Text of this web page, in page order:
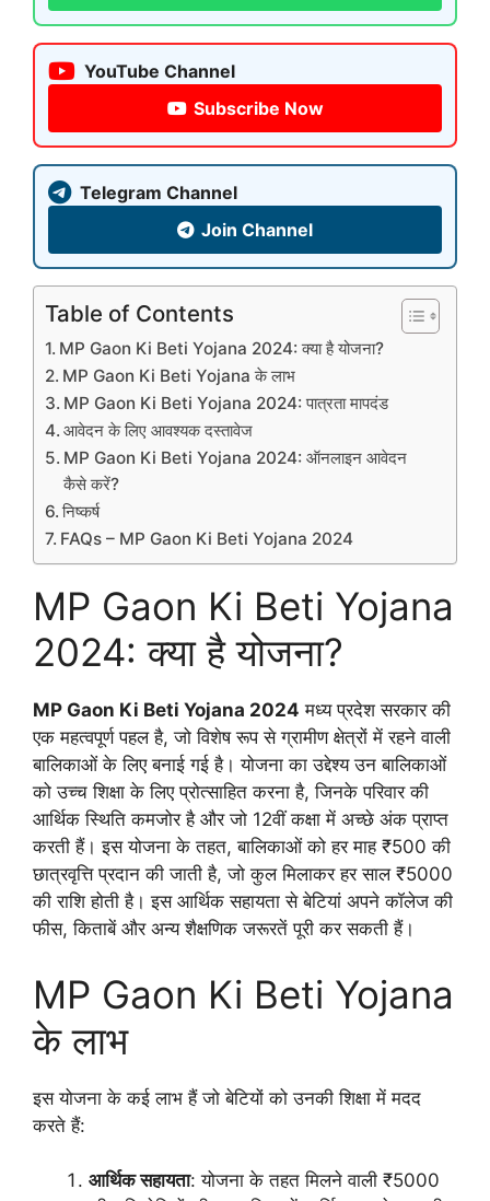
YouTube Channel
Subscribe Now
Telegram Channel
Join Channel
Table of Contents
MP Gaon Ki Beti Yojana 2024: क्या है योजना?
MP Gaon Ki Beti Yojana के लाभ
MP Gaon Ki Beti Yojana 2024: पात्रता मापदंड
आवेदन के लिए आवश्यक दस्तावेज
MP Gaon Ki Beti Yojana 2024: ऑनलाइन आवेदन
कैसे करें?
निष्कर्ष
FAQs – MP Gaon Ki Beti Yojana 2024
MP Gaon Ki Beti Yojana
2024: क्या है योजना?
MP Gaon Ki Beti Yojana 2024 मध्य प्रदेश सरकार की
एक महत्वपूर्ण पहल है, जो विशेष रूप से ग्रामीण क्षेत्रों में रहने वाली
बालिकाओं के लिए बनाई गई है। योजना का उद्देश्य उन बालिकाओं
को उच्च शिक्षा के लिए प्रोत्साहित करना है, जिनके परिवार की
आर्थिक स्थिति कमजोर है और जो 12वीं कक्षा में अच्छे अंक प्राप्त
करती हैं। इस योजना के तहत, बालिकाओं को हर माह ₹500 की
छात्रवृत्ति प्रदान की जाती है, जो कुल मिलाकर हर साल ₹5000
की राशि होती है। इस आर्थिक सहायता से बेटियां अपने कॉलेज की
फीस, किताबें और अन्य शैक्षणिक जरूरतें पूरी कर सकती हैं।
MP Gaon Ki Beti Yojana
के लाभ
इस योजना के कई लाभ हैं जो बेटियों को उनकी शिक्षा में मदद
करते हैं:
आर्थिक सहायता: योजना के तहत मिलने वाली ₹5000